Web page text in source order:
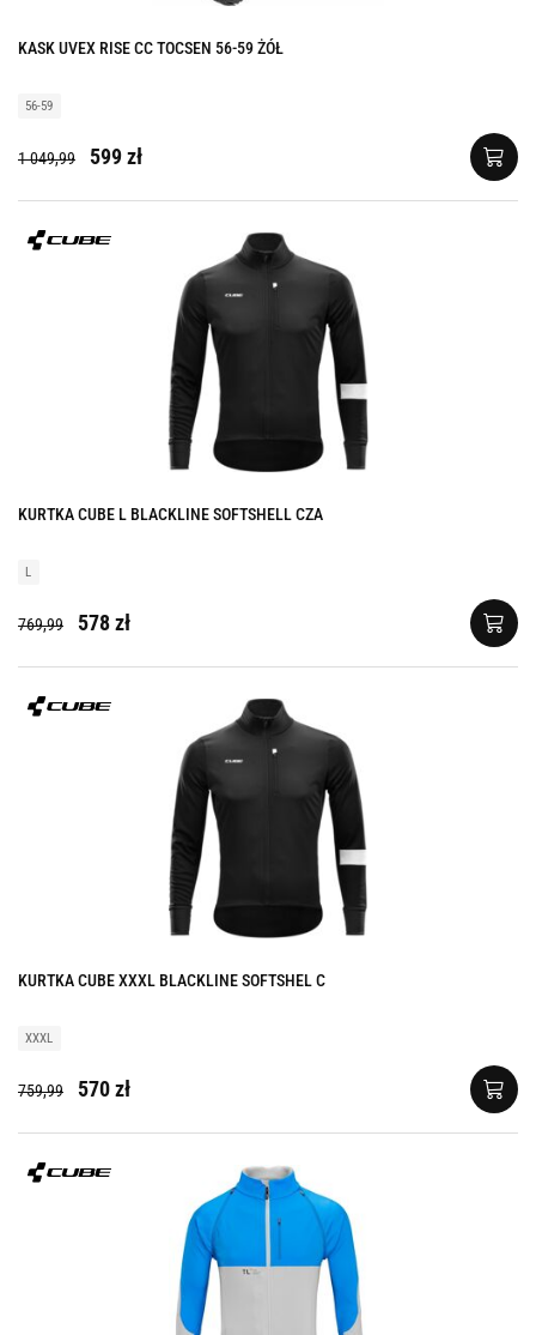
KASK UVEX RISE CC TOCSEN 56-59 ŻÓŁ
56-59
1 049,99 599 zł
KURTKA CUBE L BLACKLINE SOFTSHELL CZA
L
769,99 578 zł
KURTKA CUBE XXXL BLACKLINE SOFTSHEL C
XXXL
759,99 570 zł